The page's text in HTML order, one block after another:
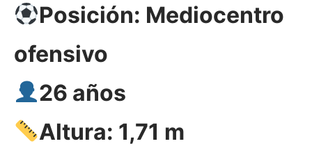
Posición: Mediocentro
ofensivo
26 años
Altura: 1,71 m